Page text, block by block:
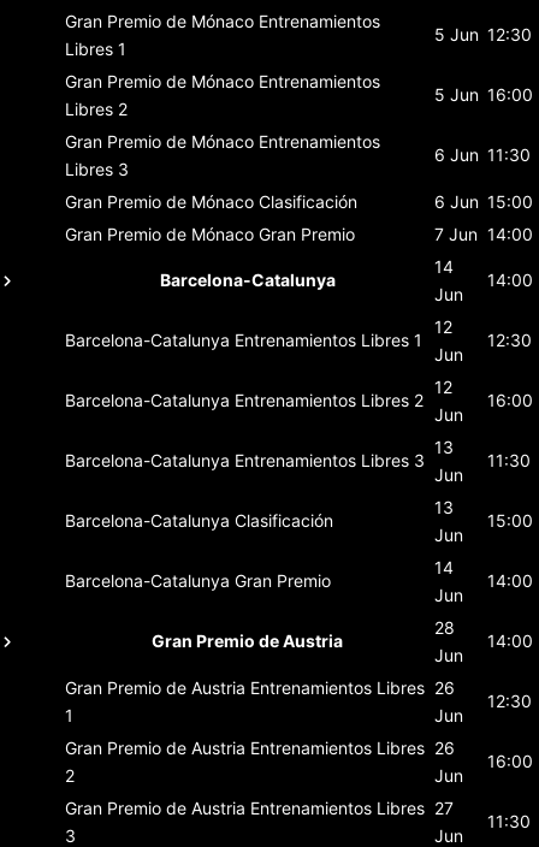
Gran Premio de Mónaco Entrenamientos
Libres 1
5 Jun 12:30
Gran Premio de Mónaco Entrenamientos
Libres 2
5 Jun 16:00
Gran Premio de Mónaco Entrenamientos
Libres 3
6 Jun 11:30
Gran Premio de Mónaco Clasificación 6 Jun 15:00
Gran Premio de Mónaco Gran Premio 7 Jun 14:00
Barcelona-Catalunya
14
Jun
14:00
Barcelona-Catalunya Entrenamientos Libres 1
12
Jun
12:30
Barcelona-Catalunya Entrenamientos Libres 2
12
Jun
16:00
Barcelona-Catalunya Entrenamientos Libres 3
13
Jun
11:30
Barcelona-Catalunya Clasificación
13
Jun
15:00
Barcelona-Catalunya Gran Premio
14
Jun
14:00
Gran Premio de Austria
28
Jun
14:00
Gran Premio de Austria Entrenamientos Libres
1
26
Jun
12:30
Gran Premio de Austria Entrenamientos Libres
2
26
Jun
16:00
Gran Premio de Austria Entrenamientos Libres
3
27
Jun
11:30